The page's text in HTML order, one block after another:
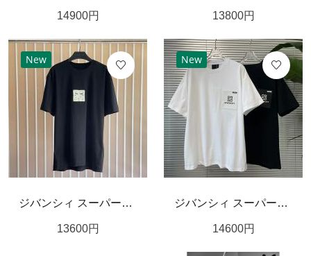
14900円 13800円
New
ジバンシィ スーパーコピー Tシャツ コットン 4G ロゴ 刺繡 立体感 GIVENCHY
13600円
New
ジバンシィ スーパーコピー Tシャツ レザー製 ロゴ シリコン 貼り付け 視覚的 GIVENCHY
14600円